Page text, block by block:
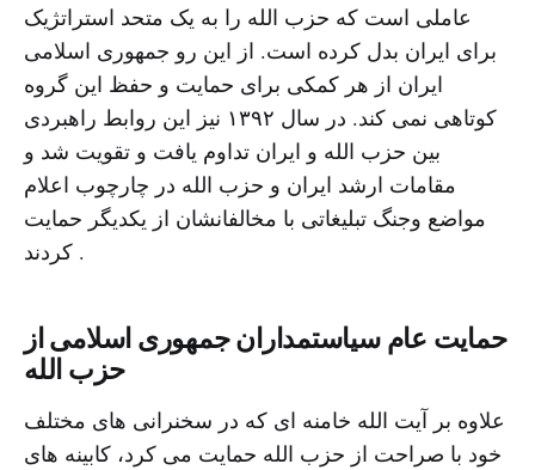
عاملى است که حزب الله را به یک متحد استراتژیک
براى ایران بدل کرده است. از این رو جمهورى اسلامى
ایران از هر کمکى براى حمایت و حفظ این گروه
کوتاهی نمی کند. در سال ۱۳۹۲ نیز این روابط راهبردی
بین حزب الله و ایران تداوم یافت و تقویت شد و
مقامات ارشد ایران و حزب الله در چارچوب اعلام
مواضع وجنگ تبلیغاتی با مخالفانشان از یکدیگر حمایت
کردند .
حمایت عام سیاستمداران جمهوری اسلامی از
حزب الله
علاوه بر آیت الله خامنه ای که در سخنرانی های مختلف
خود با صراحت از حزب الله حمایت می کرد، کابینه های